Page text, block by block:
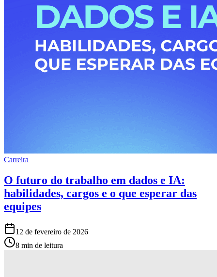
Carreira
O futuro do trabalho em dados e IA:
habilidades, cargos e o que esperar das
equipes
12 de fevereiro de 2026
8 min de leitura